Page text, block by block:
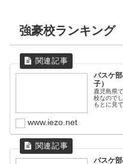
強豪校ランキング
バスケ
子）
鹿児島県
校なので
もとに見
www.iezo.net
バスケ